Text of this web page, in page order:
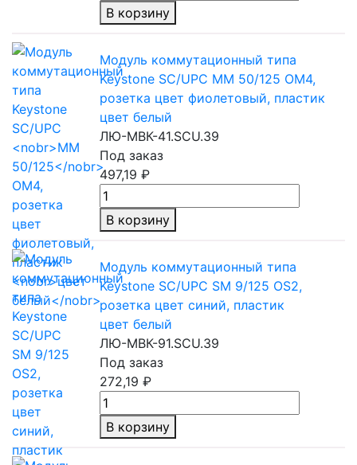
В корзину
Модуль коммутационный типа
Keystone SC/UPC MM 50/125 OM4,
розетка цвет фиолетовый, пластик
цвет белый
ЛЮ-МВК-41.SCU.39
Под заказ
497,19 ₽
В корзину
Модуль коммутационный типа
Keystone SC/UPC SM 9/125 OS2,
розетка цвет синий, пластик
цвет белый
ЛЮ-МВК-91.SCU.39
Под заказ
272,19 ₽
В корзину